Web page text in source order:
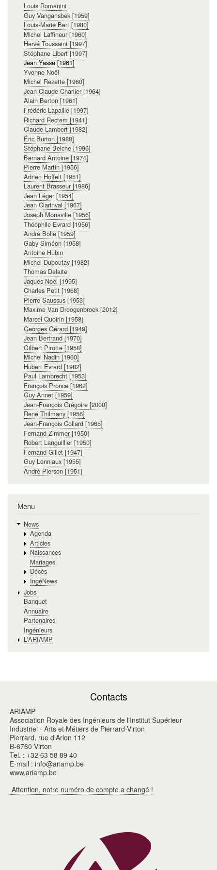
principale
Louis Romanini
Guy Vangansbek [1959]
Louis-Marie Bert [1980]
Michel Laffineur [1960]
Hervé Toussaint [1997]
Stéphane Libert [1997]
Jean Yasse [1961]
Yvonne Noël
Michel Rezette [1960]
Jean-Claude Charlier [1964]
Alain Berton [1961]
Frédéric Lapaille [1997]
Richard Rectem [1941]
Claude Lambert [1982]
Éric Burton [1988]
Stéphane Belche [1996]
Bernard Antoine [1974]
Pierre Martin [1956]
Adrien Hoffelt [1951]
Laurent Brasseur [1986]
Jean Léger [1954]
Jean Clarinval [1967]
Joseph Monaville [1956]
Théophile Evrard [1956]
André Bolle [1959]
Gaby Siméon [1958]
Antoine Hubin
Michel Duboutay [1982]
Thomas Delaite
Jaques Noël [1995]
Charles Petit [1968]
Pierre Saussus [1953]
Maxime Van Droogenbroek [2012]
Marcel Quoirin [1958]
Georges Gérard [1949]
Jean Bertrand [1970]
Gilbert Pirotte [1958]
Michel Nadin [1960]
Hubert Evrard [1982]
Paul Lambrecht [1953]
François Pronce [1962]
Guy Annet [1959]
Jean-François Grégoire [2000]
René Thilmany [1956]
Jean-François Collard [1965]
Fernand Zimmer [1950]
Robert Languillier [1950]
Fernand Gillet [1947]
Guy Lonniaux [1955]
André Pierson [1951]
Menu
News
Agenda
Articles
Naissances
Mariages
Décès
IngéNews
Jobs
Banquet
Annuaire
Partenaires
Ingénieurs
L'ARIAMP
Contacts
ARIAMP
Association Royale des Ingénieurs de l'Institut Supérieur
Industriel - Arts et Métiers de Pierrard-Virton
Pierrard, rue d'Arlon 112
B-6760 Virton
Tel. : +32 63 58 89 40
E-mail : info@ariamp.be
www.ariamp.be
Attention, notre numéro de compte a changé !